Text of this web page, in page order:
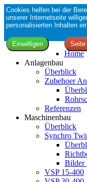
Cookies helfen bei der
unserer Internetseite
personalisierten
Home
Anlagenbau
Überblick
Zubehoer
Referenzen
Maschinenbau
Überblick
Synchro
Bilder
VSP 15-400